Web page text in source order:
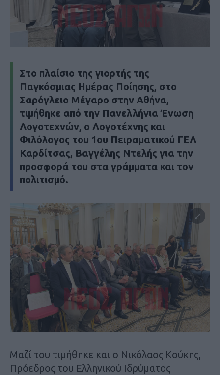
Στο πλαίσιο της γιορτής της
Παγκόσμιας Ημέρας Ποίησης, στο
Σαρόγλειο Μέγαρο στην Αθήνα,
τιμήθηκε από την Πανελλήνια Ένωση
Λογοτεχνών, ο Λογοτέχνης και
Φιλόλογος του 1ου Πειραματικού ΓΕΛ
Καρδίτσας, Βαγγέλης Ντελής για την
προσφορά του στα γράμματα και τον
πολιτισμό.
Μαζί του τιμήθηκε και ο Νικόλαος Κούκης,
Πρόεδρος του Ελληνικού Ιδρύματος